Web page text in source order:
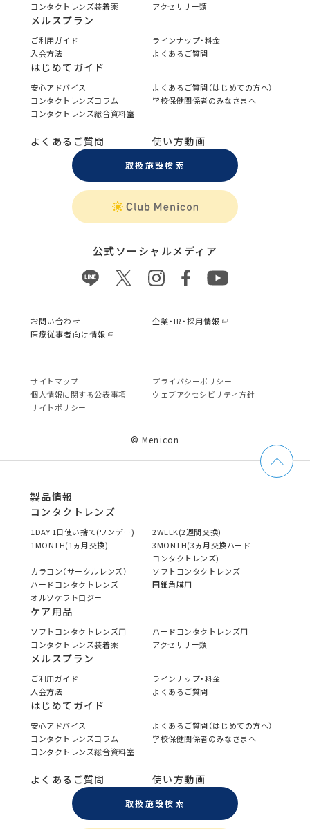
コンタクトレンズ装着薬
アクセサリー類
メルスプラン
ご利用ガイド
ラインナップ・料金
入会方法
よくあるご質問
はじめてガイド
安心アドバイス
よくあるご質問（はじめての方へ）
コンタクトレンズコラム
学校保健関係者のみなさまへ
コンタクトレンズ総合資料室
よくあるご質問 使い方動画
取扱施設検索
公式ソーシャルメディア
お問い合わせ
企業・IR・採用情報
医療従事者向け情報
サイトマップ
プライバシーポリシー
個⼈情報に関する公表事項
ウェブアクセシビリティ方針
サイトポリシー
© Menicon
製品情報
コンタクトレンズ
1DAY 1日使い捨て(ワンデー)
2WEEK(2週間交換)
1MONTH(1ヵ月交換)
3MONTH(3ヵ月交換ハード
コンタクトレンズ)
カラコン（サークルレンズ）
ソフトコンタクトレンズ
ハードコンタクトレンズ
円錐角膜用
オルソケラトロジー
ケア用品
ソフトコンタクトレンズ用
ハードコンタクトレンズ用
コンタクトレンズ装着薬
アクセサリー類
メルスプラン
ご利用ガイド
ラインナップ・料金
入会方法
よくあるご質問
はじめてガイド
安心アドバイス
よくあるご質問（はじめての方へ）
コンタクトレンズコラム
学校保健関係者のみなさまへ
コンタクトレンズ総合資料室
よくあるご質問 使い方動画
取扱施設検索